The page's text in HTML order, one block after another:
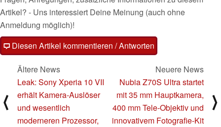
Artikel? - Uns interessiert Deine Meinung (auch ohne
Anmeldung möglich)!
Diesen Artikel kommentieren / Antworten
⟨
Ältere News
Leak: Sony Xperia 10 VII
erhält Kamera-Auslöser
und wesentlich
moderneren Prozessor,
Neuere News
Nubia Z70S Ultra startet
mit 35 mm Hauptkamera,
400 mm Tele-Objektiv und
innovativem Fotografie-Kit
⟩